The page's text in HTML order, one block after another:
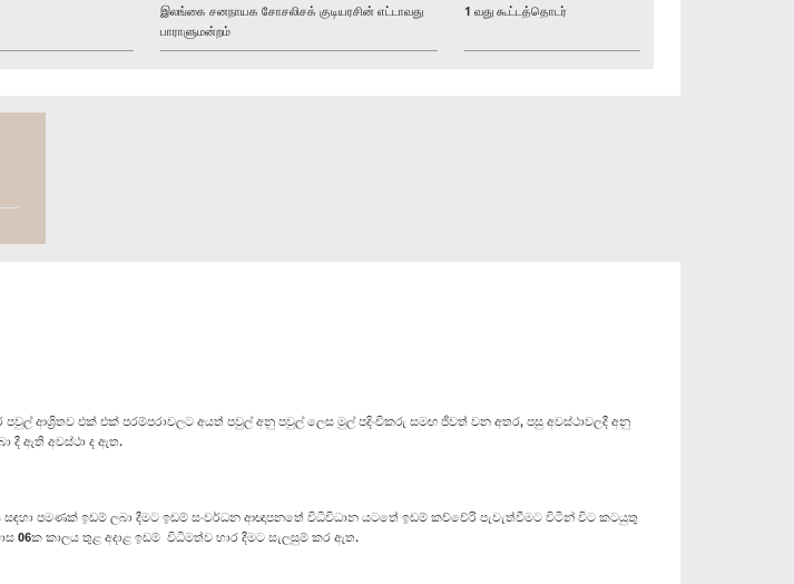
இலங்கை சனநாயக சோசலிசக் குடியரசின் எட்டாவது
பாராளுமன்றம்
1 வது கூட்டத்தொடர்
එක් එක් පරම්පරාවලට අයත් පවුල් අනු පවුල් ලෙස මුල් පදිංචිකරු සමඟ ජීවත් වන අතර, පසු අවස්ථාවලදී අනු
දී ඇති අවස්ථා ද ඇත.
සඳහා පමණක් ඉඩම් ලබා දීමට ඉඩම් සංවර්ධන ආඥාපනතේ විධිවිධාන යටතේ ඉඩම් කච්චේරි පැවැත්වීමට විටින් විට කටයුතු
06ක කාලය තුළ අදාළ ඉඩම් විධිමත්ව භාර දීමට සැලසුම් කර ඇත.